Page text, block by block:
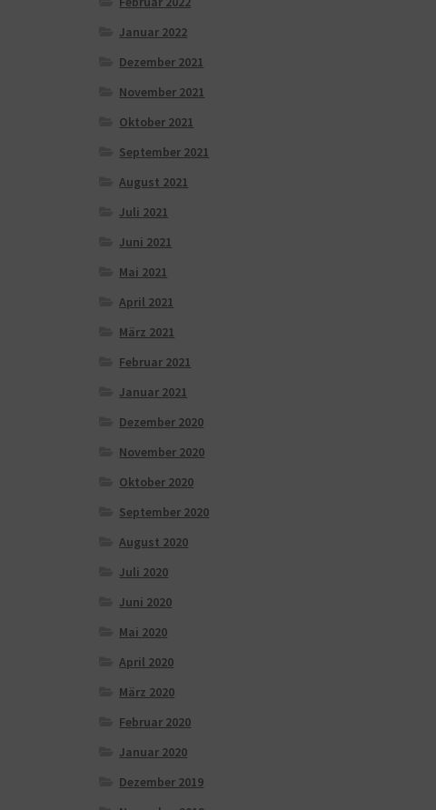
Januar 2022
Dezember 2021
November 2021
Oktober 2021
September 2021
August 2021
Juli 2021
Juni 2021
Mai 2021
April 2021
März 2021
Februar 2021
Januar 2021
Dezember 2020
November 2020
Oktober 2020
September 2020
August 2020
Juli 2020
Juni 2020
Mai 2020
April 2020
März 2020
Februar 2020
Januar 2020
Dezember 2019